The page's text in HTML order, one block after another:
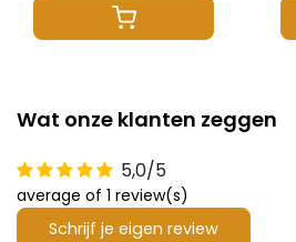
Wat onze klanten zeggen
5,0/5
average of 1 review(s)
Schrijf je eigen review